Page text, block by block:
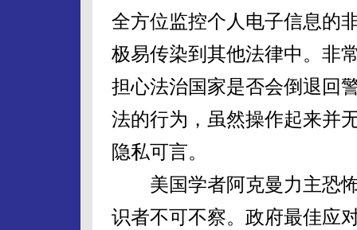
全方位监控个人电子信息的
极易传染到其他法律中。非
担心法治国家是否会倒退回
法的行为，虽然操作起来并
隐私可言。
美国学者阿克曼力主恐怖
识者不可不察。政府最佳应